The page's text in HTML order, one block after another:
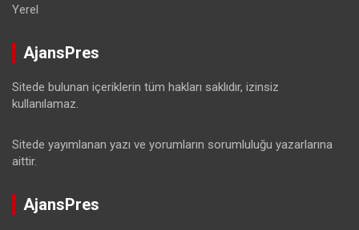
Yerel
AjansPres
Sitede bulunan içeriklerin tüm hakları saklıdır, izinsiz
kullanılamaz.
Sitede yayımlanan yazı ve yorumların sorumluluğu yazarlarına
aittir.
AjansPres